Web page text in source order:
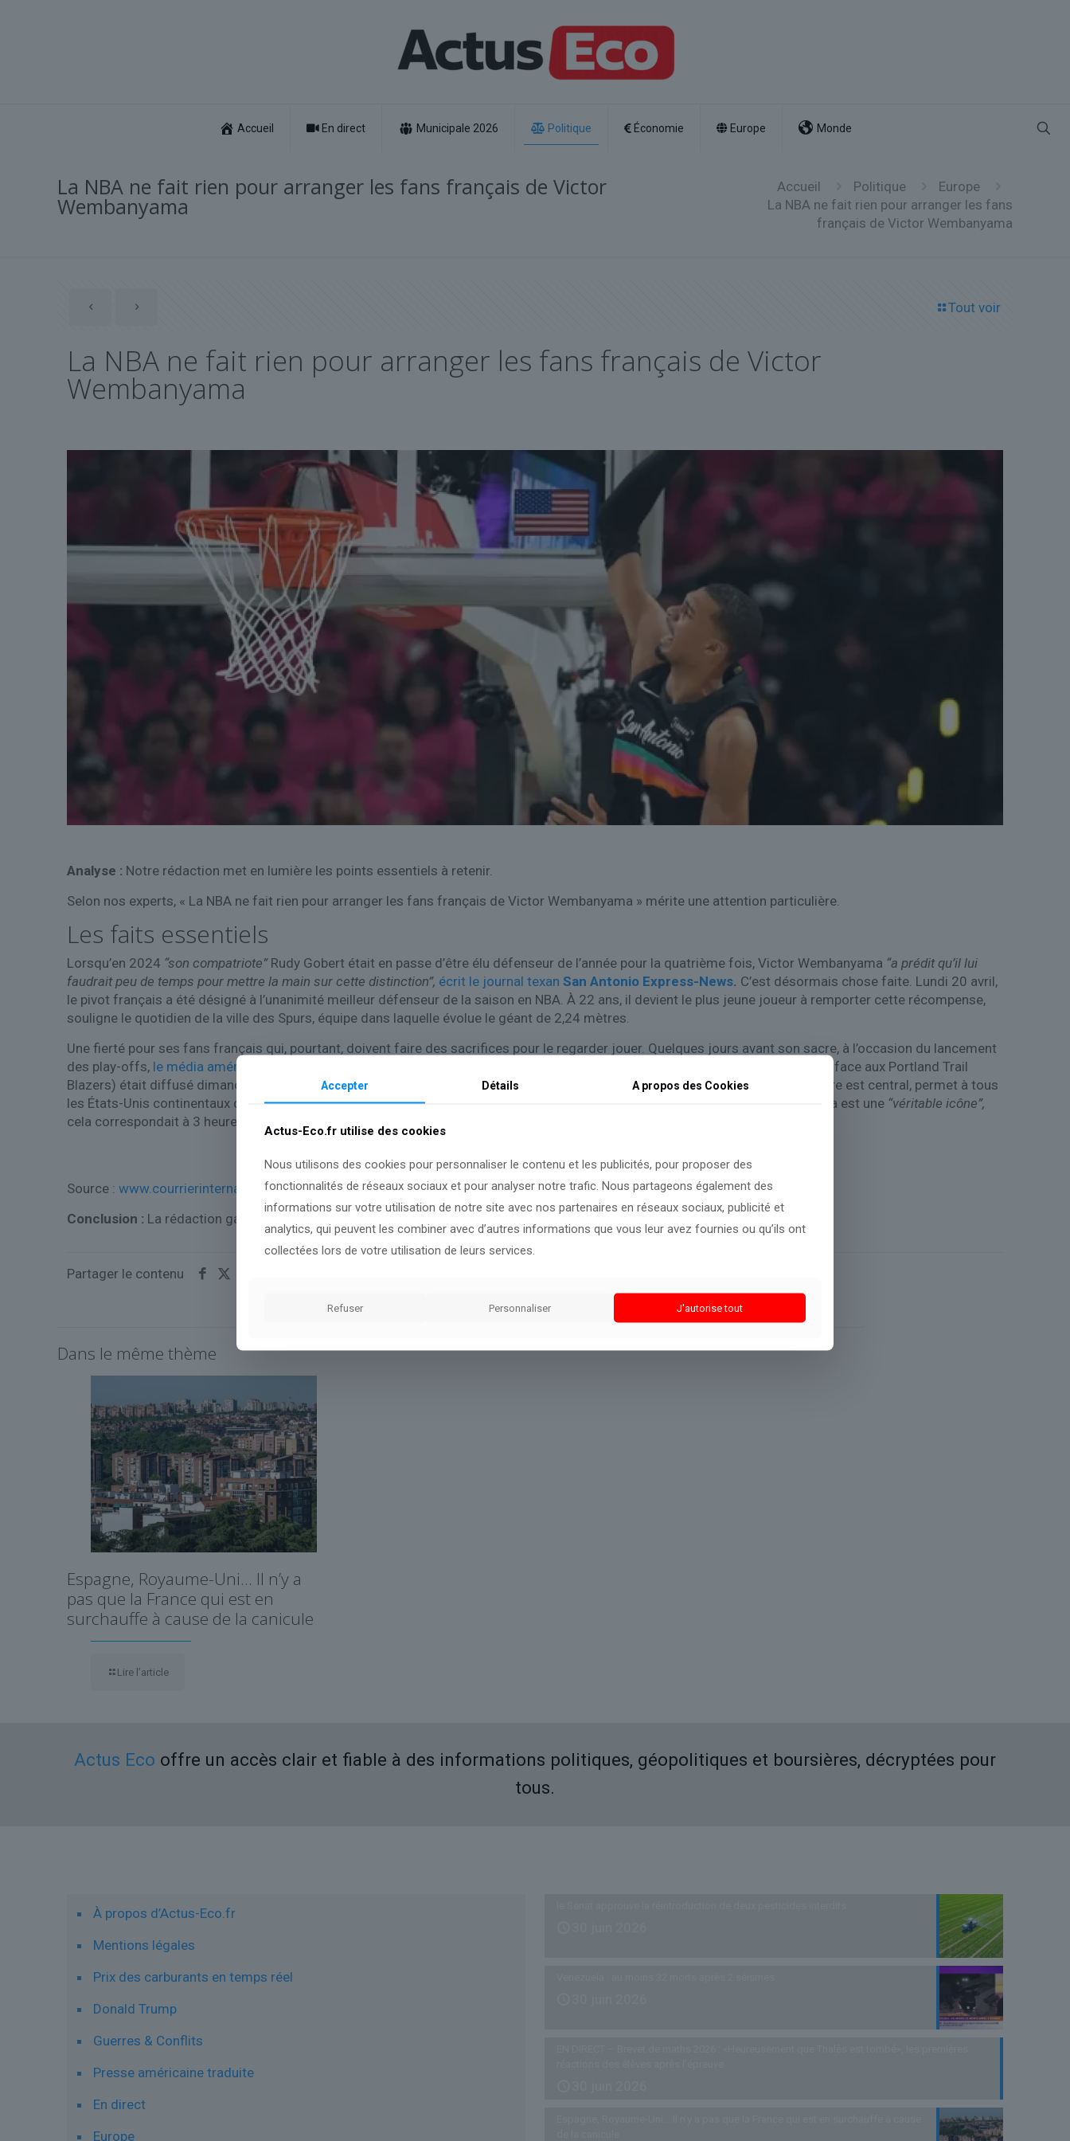
Accueil En direct Municipale 2026 Politique Économie Europe Monde
La NBA ne fait rien pour arranger les fans français de Victor
Wembanyama
Accueil Politique
Europe
La NBA ne fait rien pour arranger les fans
français de Victor Wembanyama
Tout voir
La NBA ne fait rien pour arranger les fans français de Victor
Wembanyama
Analyse : Notre rédaction met en lumière les points essentiels à retenir.
Selon nos experts, « La NBA ne fait rien pour arranger les fans français de Victor Wembanyama » mérite une attention particulière.
Les faits essentiels
Lorsqu’en 2024 “son compatriote”Rudy Gobert était en passe d’être élu défenseur de l’année pour la quatrième fois, Victor Wembanyama “a prédit qu’il lui
faudrait peu de temps pour mettre la main sur cette distinction”, écrit le journal texan San Antonio Express-News. C’est désormais chose faite. Lundi 20 avril,
le pivot français a été désigné à l’unanimité meilleur défenseur de la saison en NBA. À 22 ans, il devient le plus jeune joueur à remporter cette récompense,
souligne le quotidien de la ville des Spurs, équipe dans laquelle évolue le géant de 2,24 mètres.
Une fierté pour ses fans français qui, pourtant, doivent faire des sacrifices pour le regarder jouer. Quelques jours avant son sacre, à l’occasion du lancement
des play-offs, le média américain
en effet que le premier match des San Antonio Spurs (remporté 111-98 face aux Portland Trail
Blazers) était diffusé dimanche 19 avril, à 20 heures, heure du Texas. Le passer en prime time dans cet État, dont le fuseau horaire est central, permet à tous
les États-Unis continentaux de regarder le match à une heure correcte. En France hexagonale, cependant, où Victor Wembanyama est une “véritable icône”,
cela correspondait à 3 heures du matin lundi,
Source : www.courrierinternational.com
Conclusion : La rédaction gardera un œil attentif sur cette information.
Partager le contenu
Dans le même thème
Espagne, Royaume-Uni… Il n’y a
pas que la France qui est en
surchauffe à cause de la canicule
Lire l’article
Actus Eco offre un accès clair et fiable à des informations politiques, géopolitiques et boursières, décryptées pour
tous.
À propos d’Actus-Eco.fr
Mentions légales
Prix des carburants en temps réel
Donald Trump
Guerres & Conflits
Presse américaine traduite
En direct
Europe
Accepter Détails A propos des Cookies
Actus-Eco.fr utilise des cookies
Nous utilisons des cookies pour personnaliser le contenu et les publicités, pour proposer des
fonctionnalités de réseaux sociaux et pour analyser notre trafic. Nous partageons également des
informations sur votre utilisation de notre site avec nos partenaires en réseaux sociaux, publicité et
analytics, qui peuvent les combiner avec d’autres informations que vous leur avez fournies ou qu’ils ont
collectées lors de votre utilisation de leurs services.
Refuser Personnaliser J'autorise tout